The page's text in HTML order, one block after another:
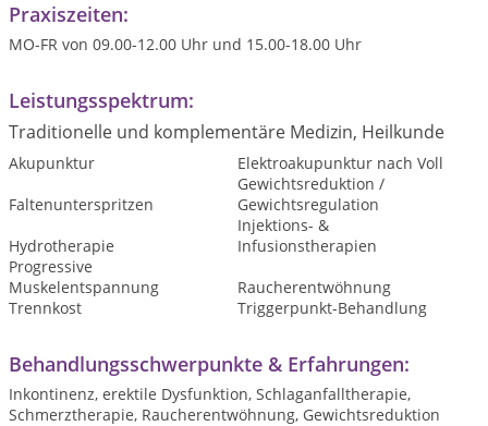
Praxiszeiten:
MO-FR von 09.00-12.00 Uhr und 15.00-18.00 Uhr
Leistungsspektrum:
Traditionelle und komplementäre Medizin, Heilkunde
Akupunktur
Elektroakupunktur nach Voll
Faltenunterspritzen
Gewichtsreduktion /
Gewichtsregulation
Hydrotherapie
Injektions- &
Infusionstherapien
Progressive
Muskelentspannung
Raucherentwöhnung
Trennkost
Triggerpunkt-Behandlung
Behandlungsschwerpunkte & Erfahrungen:
Inkontinenz, erektile Dysfunktion, Schlaganfalltherapie,
Schmerztherapie, Raucherentwöhnung, Gewichtsreduktion